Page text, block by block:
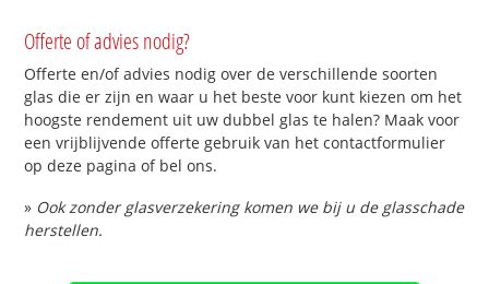
Offerte of advies nodig?
Offerte en/of advies nodig over de verschillende soorten
glas die er zijn en waar u het beste voor kunt kiezen om het
hoogste rendement uit uw dubbel glas te halen? Maak voor
een vrijblijvende offerte gebruik van het contactformulier
op deze pagina of bel ons.
» Ook zonder glasverzekering komen we bij u de glasschade
herstellen.